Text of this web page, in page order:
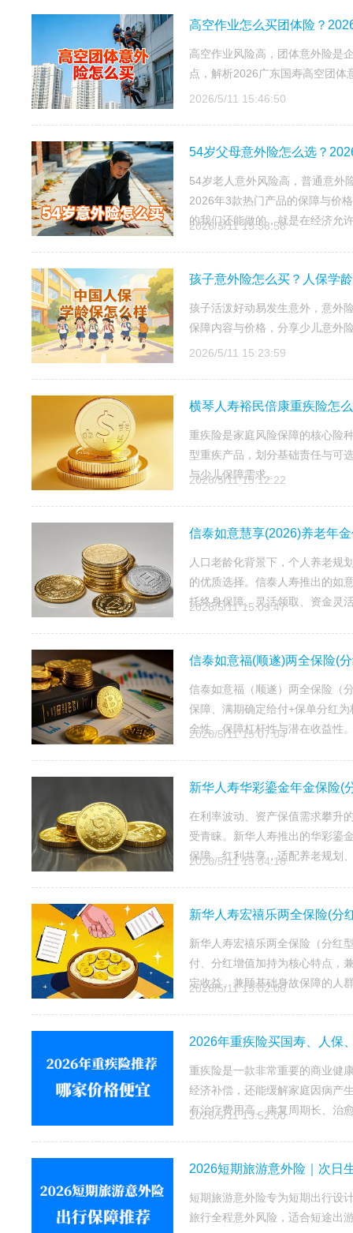
高空作业怎么买团体险？
高空作业风险高，团体意外险是
点，解析2026广东国寿高空团体
2026/5/11 15:46:50
54岁父母意外险怎么选？
54岁老人意外风险高，普通意外
2026年3款热门产品的保障与价
的我们还能做的，就是在经济允
2026/5/11 15:38:58
孩子意外险怎么买？人保学
孩子活泼好动易发生意外，意外
保障内容与价格，分享少儿意外
2026/5/11 15:23:59
横琴人寿裕民倍康重疾险怎
重疾险是家庭风险保障的核心险
型重疾产品，划分基础责任与可
与少儿保障需求。
2026/5/11 15:12:22
信泰如意慧享(2026)养老年
人口老龄化背景下，个人养老规
的优质选择。信泰人寿推出的如
托终身保障、灵活领取、资金灵
2026/5/11 15:09:47
信泰如意福(顺遂)两全保险(
信泰如意福（顺遂）两全保险（
保障、满期确定给付+保单分红
全性、保障杠杆性与潜在收益性
2026/5/11 15:07:04
新华人寿华彩鎏金年金保险(
在利率波动、资产保值需求攀升
受青睐。新华人寿推出的华彩鎏
保障、红利共享，适配养老规划
2026/5/11 15:04:18
新华人寿宏禧乐两全保险(分
新华人寿宏禧乐两全保险（分红
付、分红增值加持为核心特点，
定收益、兼顾基础身故保障的人
2026/5/11 15:02:06
2026年重疾险买国寿、人保
重疾险是一款非常重要的商业健
经济补偿，还能缓解家庭因病产
有治疗费用高、康复周期长、治
2026/5/11 13:52:00
2026短期旅游意外险｜次日
短期旅游意外险专为短期出行设
旅行全程意外风险，适合短途出